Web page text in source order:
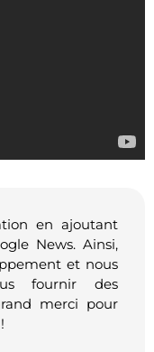
en ajoutant
News. Ainsi,
et nous
fournir des
merci pour